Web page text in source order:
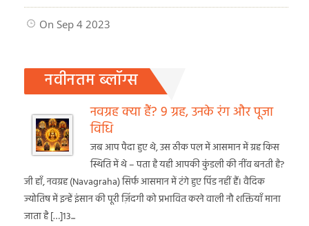
On Sep 4 2023
नवीनतम ब्लॉग्स
नवग्रह क्या हैं? 9 ग्रह, उनके रंग और पूजा
विधि
जब आप पैदा हुए थे, उस ठीक पल में आसमान में ग्रह किस
स्थिति में थे – पता है यही आपकी कुंडली की नींव बनती है?
जी हाँ, नवग्रह (Navagraha) सिर्फ आसमान में टंगे हुए पिंड नहीं हैं। वैदिक
ज्योतिष में इन्हें इंसान की पूरी ज़िंदगी को प्रभावित करने वाली नौ शक्तियाँ माना
जाता है […]13...